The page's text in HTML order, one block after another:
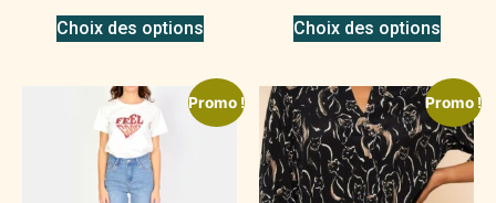
Choix des options Choix des options
Promo ! Promo !